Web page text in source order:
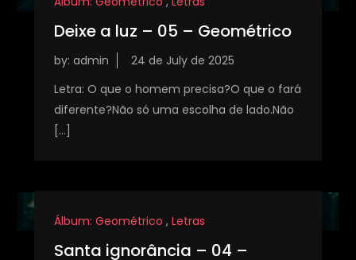
Deixe a luz – 05 – Geométrico
by: admin
Letra: O que o homem precisa?O que o fará
diferente?Não só uma escolha de lado.Não
[…]
Álbum: Geométrico , Letras
Santa ignorância – 04 –